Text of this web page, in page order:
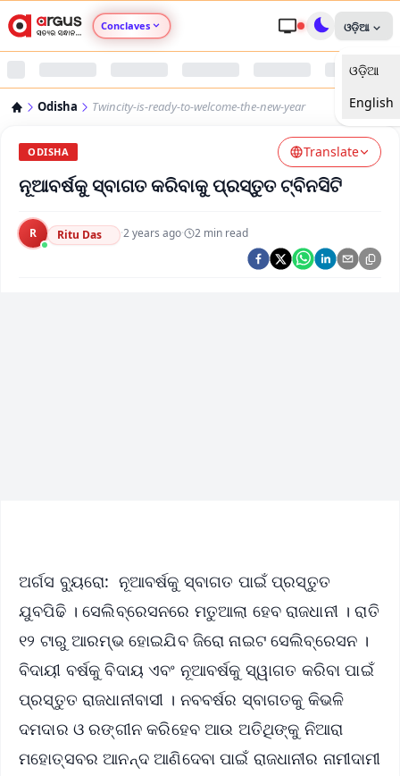
Conclaves
Argus Nari Shakti
Argus Swaad Odisha
ଓଡ଼ିଆ
ଓଡ଼ିଆ
English
Odisha Twincity-is-ready-to-welcome-the-new-year
ODISHA Translate
ନୂଆବର୍ଷକୁ ସ୍ବାଗତ କରିବାକୁ ପ୍ରସ୍ତୁତ ଟ୍ବିନସିଟି
R Ritu Das ·2 years ago· 2 min read
ଅର୍ଗସ ବ୍ୟୁରୋ: ନୂଆବର୍ଷକୁ ସ୍ବାଗତ ପାଇଁ ପ୍ରସ୍ତୁତ
ଯୁବପିଢି । ସେଲିବ୍ରେସନରେ ମତୁଆଲା ହେବ ରାଜଧାନୀ । ରାତି
୧୨ ଟାରୁ ଆରମ୍ଭ ହୋଇଯିବ ଜିରୋ ନାଇଟ ସେଲିବ୍ରେସନ ।
ବିଦାୟୀ ବର୍ଷକୁ ବିଦାୟ ଏବଂ ନୂଆବର୍ଷକୁ ସ୍ୱାଗତ କରିବା ପାଇଁ
ପ୍ରସ୍ତୁତ ରାଜଧାନୀବାସୀ । ନବବର୍ଷର ସ୍ବାଗତକୁ କିଭଳି
ଦମଦାର ଓ ରଙ୍ଗୀନ କରିହେବ ଆଉ ଅତିଥିଙ୍କୁ ନିଆରା
ମହୋତ୍ସବର ଆନନ୍ଦ ଆଣିଦେବା ପାଇଁ ରାଜଧାନୀର ନାମୀଦାମୀ